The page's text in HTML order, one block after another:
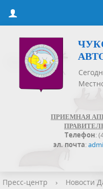
ПРИЕМНАЯ
Телефон:
эл. почта:
Пресс-центр › Новости